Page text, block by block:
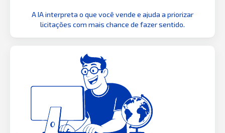
A IA interpreta o que você vende e ajuda a priorizar
licitações com mais chance de fazer sentido.